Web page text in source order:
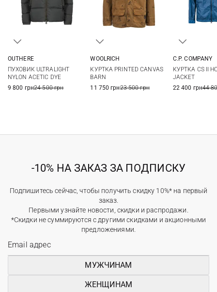
OUTHERE
ПУХОВИК ULTRALIGHT
NYLON ACETIC DYE
9 800 грн24 500 грн
WOOLRICH
КУРТКА PRINTED CANVAS
BARN
11 750 грн23 500 грн
52
C.P. COMPANY
КУРТКА CS II
JACKET
22 400 грн44
-10% НА ЗАКАЗ ЗА ПОДПИСКУ
Подпишитесь сейчас, чтобы получить скидку 10%* на первый
заказ.
Первыми узнайте новости, скидки и распродажи.
*Скидки не суммируются с другими скидками и акционными
предложениями.
МУЖЧИНАМ
ЖЕНЩИНАМ